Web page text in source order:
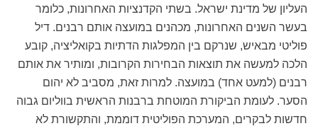
העליון של מדינת ישראל. בשתי הקדנציות האחרונות, כלומר
בעשר השנים האחרונות, מכהנים במועצה אותם רבנים. דיל
פוליטי מבאיש, שנרקם בין המפלגות הדתיות בקואליציה, קובע
הלכה למעשה את תוצאות הבחירות הקרובות, ומותיר את אותם
רבנים (למעט אחד) במועצה. למרות זאת, מסביב לא יהום
הסער. לעומת הביקורת המוטחת ברבנות הראשית בווליום גבוה
חדשות לבקרים, המערכת הפוליטית דוממת, והתקשורת לא